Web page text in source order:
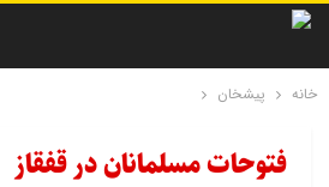
خانه پیشخان
فتوحات مسلمانان در قفقاز